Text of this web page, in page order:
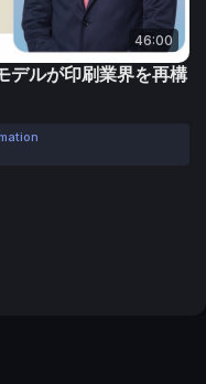
46:00
デルが印刷業界を再構